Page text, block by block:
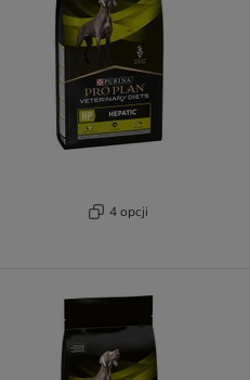
4 opcji